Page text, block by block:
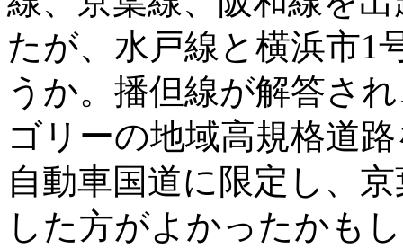
たが、水戸線と横浜市1
うか。播但線が解答さ
ゴリーの地域高規格道
自動車国道に限定し、
した方がよかったかも